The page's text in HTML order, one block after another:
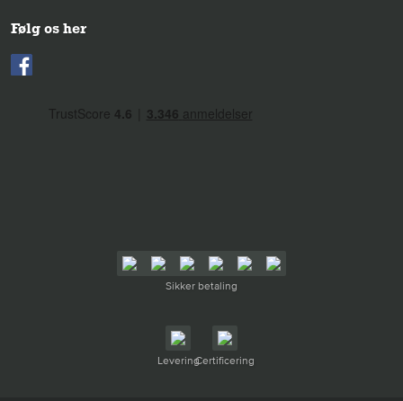
Følg os her
Sikker betaling
LeveringCertificering